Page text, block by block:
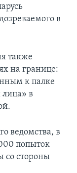
в
также
на границе:
к палке
в
ведомства, в
попыток
со стороны